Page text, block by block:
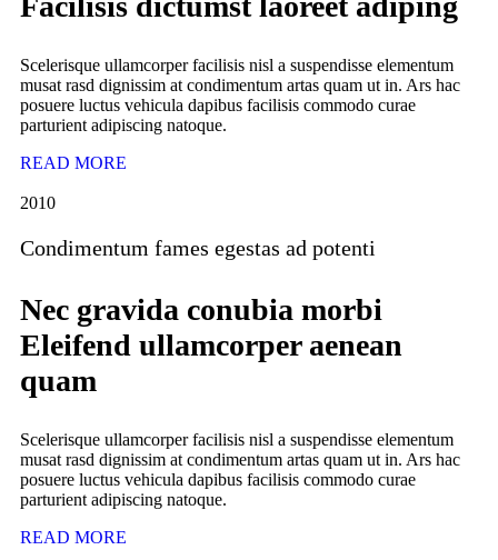
Scelerisque ullamcorper facilisis nisl a suspendisse elementum
musat rasd dignissim at condimentum artas quam ut in. Ars hac
posuere luctus vehicula dapibus facilisis commodo curae
parturient adipiscing natoque.
READ MORE
2010
Condimentum fames egestas ad potenti
Nec gravida conubia morbi
Eleifend ullamcorper aenean
quam
Scelerisque ullamcorper facilisis nisl a suspendisse elementum
musat rasd dignissim at condimentum artas quam ut in. Ars hac
posuere luctus vehicula dapibus facilisis commodo curae
parturient adipiscing natoque.
READ MORE